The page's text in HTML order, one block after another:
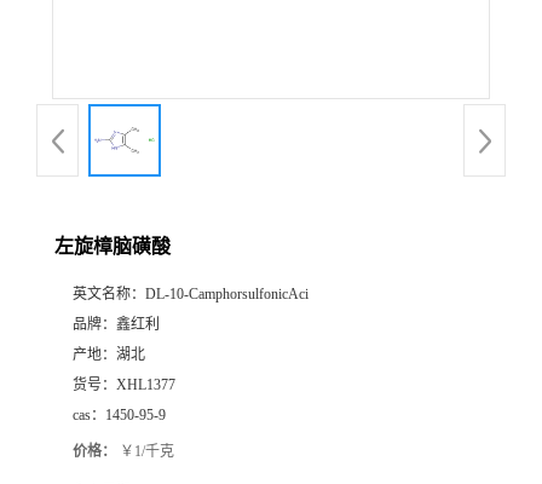
左旋樟脑磺酸
英文名称： DL-10-CamphorsulfonicAci
品牌： 鑫红利
产地： 湖北
货号： XHL1377
cas： 1450-95-9
价格： ￥1/千克